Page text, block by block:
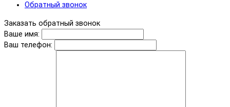
Обратный звонок
Заказать обратный звонок
Ваше имя:
Ваш телефон: